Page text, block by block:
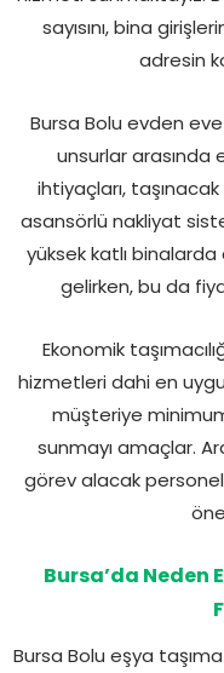
sayısını, bina
adresin
Bursa Bolu evden
unsurlar
ihtiyaçları,
asansörlü nakliyat
yüksek katlı binalarda
gelirken, bu da
Ekonomik
hizmetleri dahi en
müşteriye
sunmayı amaçlar.
görev alacak
Bursa’da Neden
Bursa Bolu eşya